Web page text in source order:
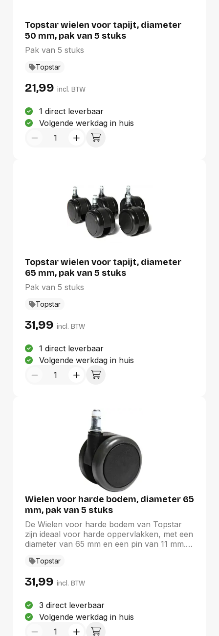
Topstar wielen voor tapijt, diameter
50 mm, pak van 5 stuks
Pak van 5 stuks
Topstar
21,99 incl. BTW
1 direct leverbaar
Volgende werkdag in huis
Topstar wielen voor tapijt, diameter
65 mm, pak van 5 stuks
Pak van 5 stuks
Topstar
31,99 incl. BTW
1 direct leverbaar
Volgende werkdag in huis
Wielen voor harde bodem, diameter 65
mm, pak van 5 stuks
De Wielen voor harde bodem van Topstar
zijn ideaal voor harde oppervlakken, met een
diameter van 65 mm en een pin van 11 mm.
uw meubels verbeteren, perfect voor Art
De elegante zwarte kleur voegt een stijlvolle
soepele rolmechanisme dragen deze wielen
bij aan een efficiënte en comfortabele
werkomgeving, wat ze een waardevolle
aanvulling maakt voor uw meubilair.
Topstar
31,99 incl. BTW
3 direct leverbaar
Volgende werkdag in huis